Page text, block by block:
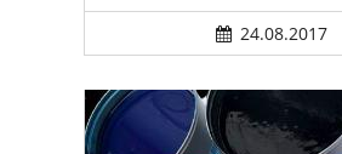
24.08.2017